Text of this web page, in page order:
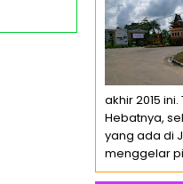
akhir 2015
Hebatnya,
yang ada di
menggelar